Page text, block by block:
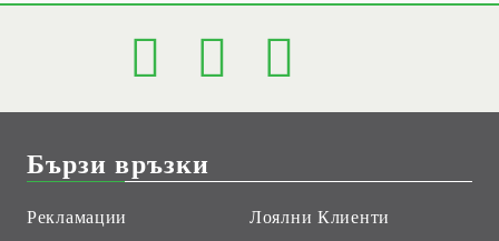
Бързи връзки
Рекламации
Лоялни Клиенти